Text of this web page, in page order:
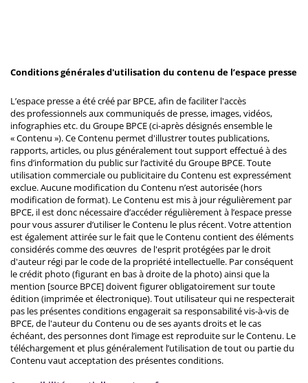
Conditions générales d'utilisation du contenu de l’espace presse
L’espace presse a été créé par BPCE, afin de faciliter l'accès
des professionnels aux communiqués de presse, images, vidéos,
infographies etc. du Groupe BPCE (ci-après désignés ensemble le
« Contenu »). Ce Contenu permet d'illustrer toutes publications,
rapports, articles, ou plus généralement tout support effectué à des
fins d’information du public sur l’activité du Groupe BPCE. Toute
utilisation commerciale ou publicitaire du Contenu est expressément
exclue. Aucune modification du Contenu n’est autorisée (hors
modification de format). Le Contenu est mis à jour régulièrement par
BPCE, il est donc nécessaire d’accéder régulièrement à l’espace presse
pour vous assurer d’utiliser le Contenu le plus récent. Votre attention
est également attirée sur le fait que le Contenu contient des éléments
considérés comme des œuvres de l'esprit protégées par le droit
d'auteur régi par le code de la propriété intellectuelle. Par conséquent
le crédit photo (figurant en bas à droite de la photo) ainsi que la
mention [source BPCE] doivent figurer obligatoirement sur toute
édition (imprimée et électronique). Tout utilisateur qui ne respecterait
pas les présentes conditions engagerait sa responsabilité vis-à-vis de
BPCE, de l'auteur du Contenu ou de ses ayants droits et le cas
échéant, des personnes dont l’image est reproduite sur le Contenu. Le
téléchargement et plus généralement l’utilisation de tout ou partie du
Contenu vaut acceptation des présentes conditions.